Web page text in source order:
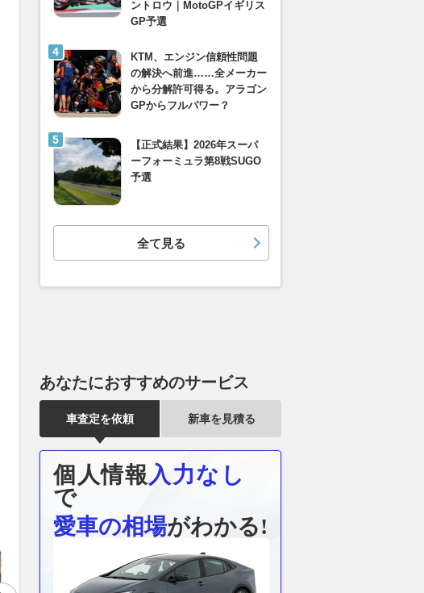
ントロウ｜MotoGPイギリス
GP予選
KTM、エンジン信頼性問題
の解決へ前進……全メーカー
から分解許可得る。アラゴン
GPからフルパワー？
【正式結果】2026年スーパ
ーフォーミュラ第8戦SUGO
予選
全て見る
あなたにおすすめのサービス
車査定を依頼 新車を見積る
個人情報 入力なし
で
愛車の相場がわかる!